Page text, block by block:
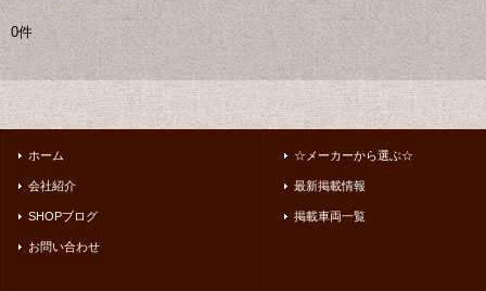
0件
ホーム
会社紹介
SHOPブログ
お問い合わせ
☆メーカーから選ぶ☆
最新掲載情報
掲載車両一覧